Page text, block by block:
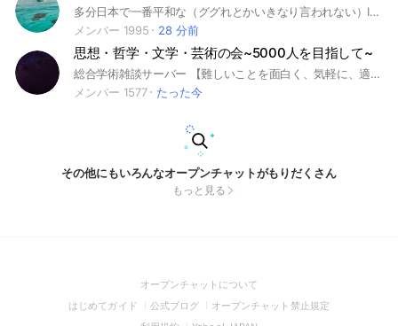
多分日本で一番平和な（ググれとかいきなり言われない）IT業界の中の人（社長・エンジニア・人事）も参加している、プログラミングを勉強している人向けの井戸端会議場です。 参加される方や質問をされる際には最初にアナウンスに書かれているオープンチャットのルールをご一読くださいm(_ _)m https://www.notion.so/18de5148c5924d5a977cbf947c1656d7
メンバー 1995
28 分前
思想・哲学・文学・芸術の会~5000人を目指して~
総合学術雑談サーバー 【難しいことを面白く、気軽に、適当に、ゆるく】 ルール ①興味あることを気軽に質問すること ②くだらない質問でも馬鹿にしないこと ③誰から返事がなくても気にしないこと ④みんなを不快にするような発言は控えること ⑤様々な主義主張をもつ5000人を目指すこと (人数が増えるまではとりあえず質より量 自由に招待してひとを増やしてください) ※基本的には管理人の独裁で、管理人は定期的に変わります 当会の説明 ①2020年2月設立 ②Discordに当会の本部があり、オープンチャットと同じようにnoteなど複数媒体で支部がございます ③思想哲学文学芸術だけでなく幅広い分野に興味関心のある方が老若男女問わず在籍しております ④公式ツイッターでイベントの告知などを順次更新しております ⑤新規さん大歓迎ですので遠慮なくお入りください 関連キーワード #思想 #哲学 #文学 #芸術 #美術 #音楽 #映画 #短歌 #俳句 #川柳 #詩 #小説 #絵画 #彫刻 #陶芸 #建築 #動画制作 #創作発表 #論語 #老子 #プラトン #アリストテレス #カント #クラシック #ジャズ #展覧会 #企画展 #美術館 #博物館 #科学館 #資料館 #図書館 #読書 #読書会 #古典 #和歌 #漢文 #地理 #歴史 #政治 #法律 #経済 #経営 #国際 #ニュース #心理学 #化学 #生物 #:物理 #宇宙 #エネルギー #人体 #工学 #魔術 #神話 #民俗 #文化 #倫理 #社会学 #教育 #語学 #環境 #学習 #研究 #議論 #イベント #Discord #note etc.
メンバー 1577
たった今
その他にもいろんなオープンチャットがもりだくさん
もっと見る
オープンチャットについて
in
はじめてガイド
(Open
in
公式ブログ
(Open
in
オープンチャット禁止規定(Open